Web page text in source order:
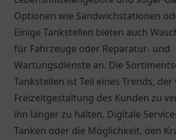
Optionen wie Sandwichstationen
Einige Tankstellen bieten auch
für Fahrzeuge oder Reparatur- und
Wartungsdienste an. Die
Tankstellen ist Teil eines Trends,
Freizeitgestaltung des Kunden zu
ihn länger zu halten. Digitale
Tanken oder die Möglichkeit, den